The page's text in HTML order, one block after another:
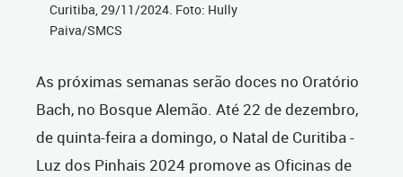
Curitiba, 29/11/2024. Foto: Hully
Paiva/SMCS
As próximas semanas serão doces no Oratório
Bach, no Bosque Alemão. Até 22 de dezembro,
de quinta-feira a domingo, o Natal de Curitiba -
Luz dos Pinhais 2024 promove as Oficinas de